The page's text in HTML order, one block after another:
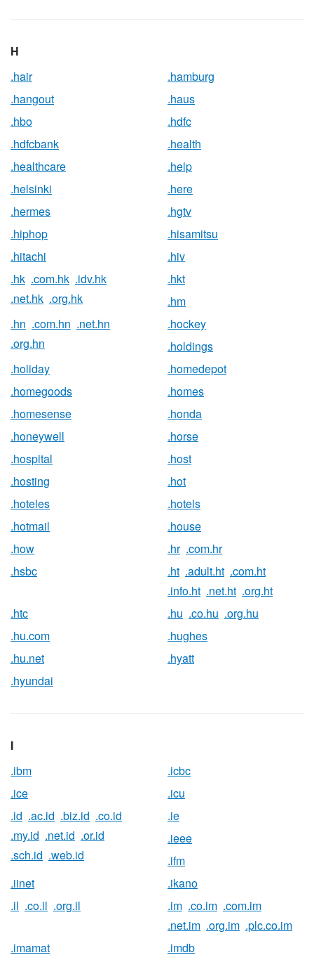
H
.hair
.hamburg
.hangout
.haus
.hbo
.hdfc
.hdfcbank
.health
.healthcare
.help
.helsinki
.here
.hermes
.hgtv
.hiphop
.hisamitsu
.hitachi
.hiv
.hk .com.hk .idv.hk
.net.hk .org.hk
.hkt
.hm
.hn .com.hn .net.hn
.org.hn
.hockey
.holdings
.holiday
.homedepot
.homegoods
.homes
.homesense
.honda
.honeywell
.horse
.hospital
.host
.hosting
.hot
.hoteles
.hotels
.hotmail
.house
.how
.hr .com.hr
.hsbc
.ht .adult.ht .com.ht
.info.ht .net.ht .org.ht
.htc
.hu .co.hu .org.hu
.hu.com
.hughes
.hu.net
.hyatt
.hyundai
I
.ibm
.icbc
.ice
.icu
.id .ac.id .biz.id .co.id
.my.id .net.id .or.id
.sch.id .web.id
.ie
.ieee
.ifm
.iinet
.ikano
.il .co.il .org.il .im .co.im .com.im
.net.im .org.im .plc.co.im
.imamat
.imdb